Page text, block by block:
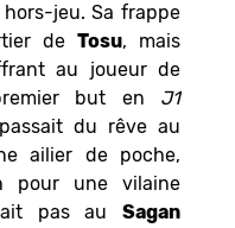
jeu. Sa frappe
deTosu, mais
au joueur de
but en J1
du rêve au
ailier de poche,
pour une vilaine
pas au Sagan